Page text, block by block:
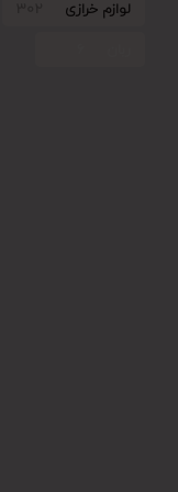
لوازم خرازی